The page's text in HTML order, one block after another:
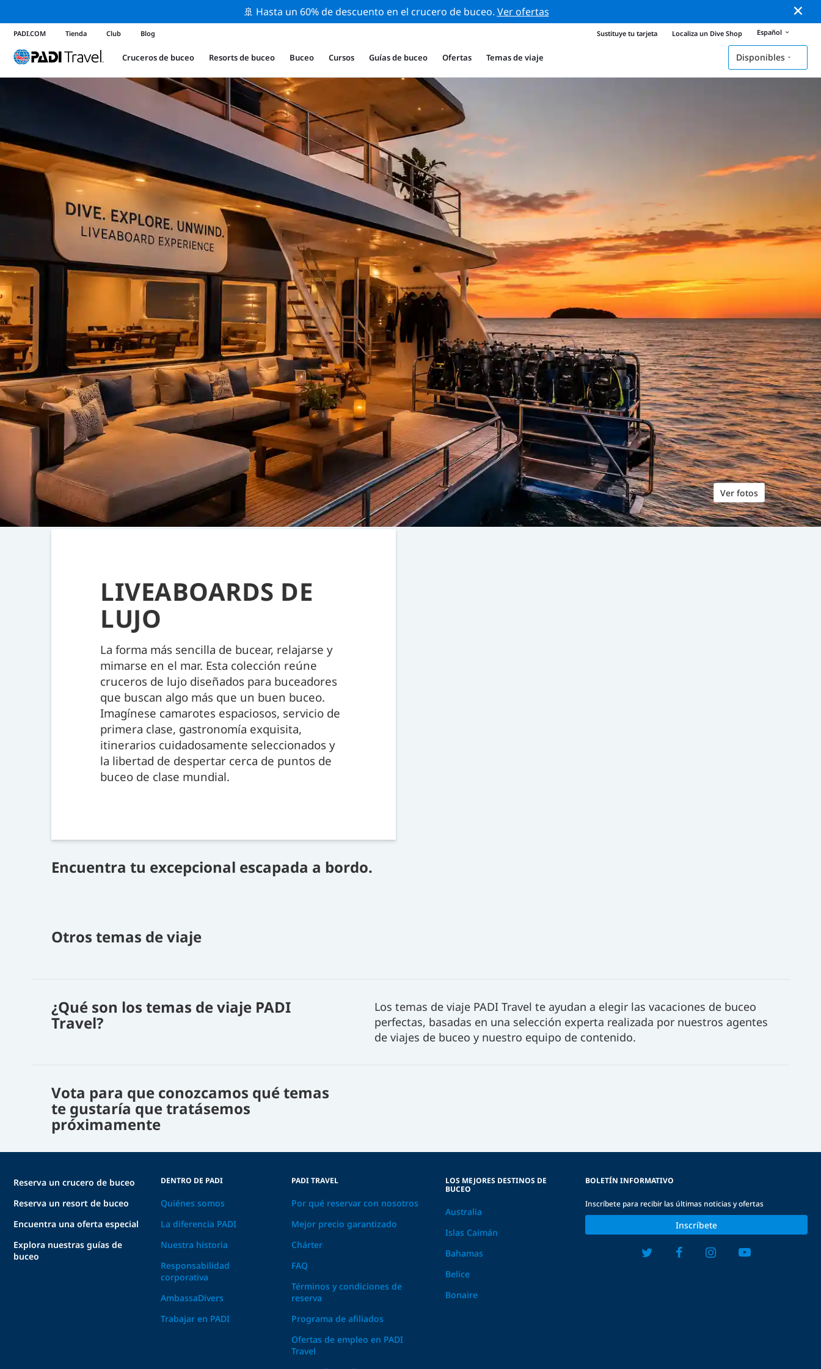
🚢 Hasta un 60% de descuento en el crucero de buceo. Ver ofertas
PADI.COM Tienda Club Blog Sustituye tu tarjeta Localiza un Dive Shop Español
Cruceros de buceo Resorts de buceo Buceo Cursos Guías de buceo Ofertas Temas de viaje Disponibles
Ver fotos
LIVEABOARDS DE
LUJO
La forma más sencilla de bucear, relajarse y
mimarse en el mar. Esta colección reúne
cruceros de lujo diseñados para buceadores
que buscan algo más que un buen buceo.
Imagínese camarotes espaciosos, servicio de
primera clase, gastronomía exquisita,
itinerarios cuidadosamente seleccionados y
la libertad de despertar cerca de puntos de
buceo de clase mundial.
Encuentra tu excepcional escapada a bordo.
Otros temas de viaje
¿Qué son los temas de viaje PADI
Travel?
Los temas de viaje PADI Travel te ayudan a elegir las vacaciones de buceo
perfectas, basadas en una selección experta realizada por nuestros agentes
de viajes de buceo y nuestro equipo de contenido.
Vota para que conozcamos qué temas
te gustaría que tratásemos
próximamente
Reserva un crucero de buceo
Reserva un resort de buceo
Encuentra una oferta especial
Explora nuestras guías de
buceo
DENTRO DE PADI
Quiénes somos
La diferencia PADI
Nuestra historia
Responsabilidad
corporativa
AmbassaDivers
Trabajar en PADI
PADI TRAVEL
Por qué reservar con nosotros
Mejor precio garantizado
Chárter
FAQ
Términos y condiciones de
reserva
Programa de afiliados
Ofertas de empleo en PADI
Travel
LOS MEJORES DESTINOS DE
BUCEO
Australia
Islas Caimán
Bahamas
Belice
Bonaire
BOLETÍN INFORMATIVO
Inscríbete para recibir las últimas noticias y ofertas
Inscríbete